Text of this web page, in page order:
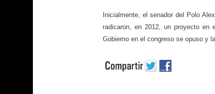
Inicialmente, el senador del Polo
radicaron, en 2012, un proyecto en
Gobierno en el congreso se opuso y